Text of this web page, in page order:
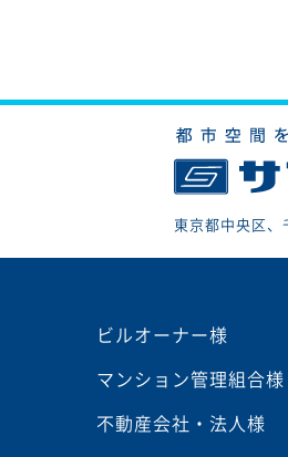
東京都中央区、
ビルオーナー様
マンション管理組合様
不動産会社・法人様